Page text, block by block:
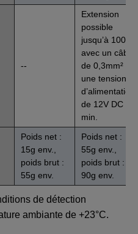
--
Extension
possible
jusqu’à 100m
avec un câble
de 0,3mm² et
une tension
d’alimentation
de 12V DC
min.
Poids net :
15g env.,
poids brut :
55g env.
Poids net :
55g env.,
poids brut :
90g env.
de détection
ambiante de +23°C.